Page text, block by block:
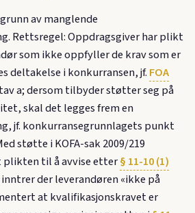
av manglende
Rettsregel: Oppdragsgiver har plikt
som ikke oppfyller de krav som er
deltakelse i konkurransen, jf. FOA
a; dersom tilbyder støtter seg på
skal det legges frem en
jf. konkurransegrunnlagets punkt
støtte i KOFA-sak 2009/219
plikten til å avvise etter§ 11-10 (1)
inntrer der leverandøren «ikke på
at kvalifikasjonskravet er